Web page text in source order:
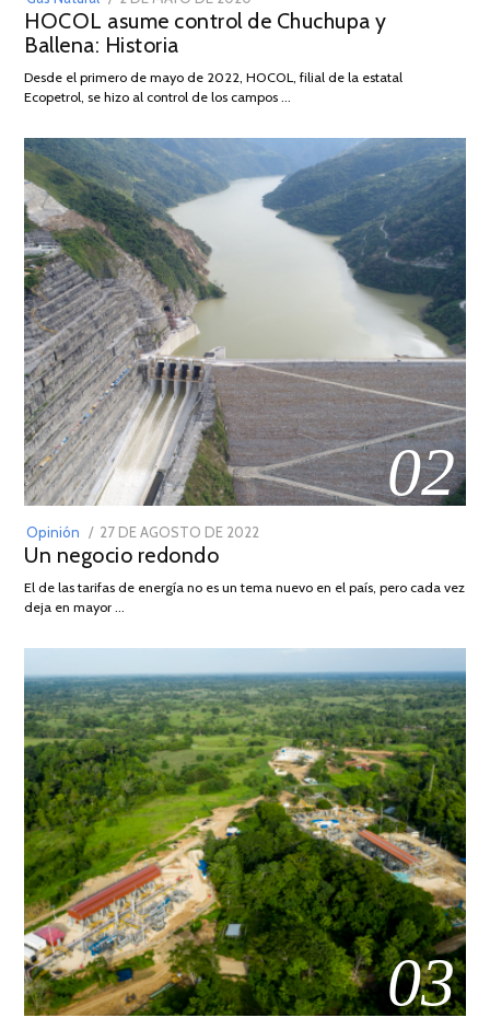
ON
DE
2026
HOCOL asume control de Chuchupa y
Ballena: Historia
Desde el primero de mayo de 2022, HOCOL, filial de la estatal
Ecopetrol, se hizo al control de los campos …
02
Opinión
POSTED
ON
27 DE AGOSTO DE 2022
DE
Un negocio redondo
El de las tarifas de energía no es un tema nuevo en el país, pero cada vez
deja en mayor …
03